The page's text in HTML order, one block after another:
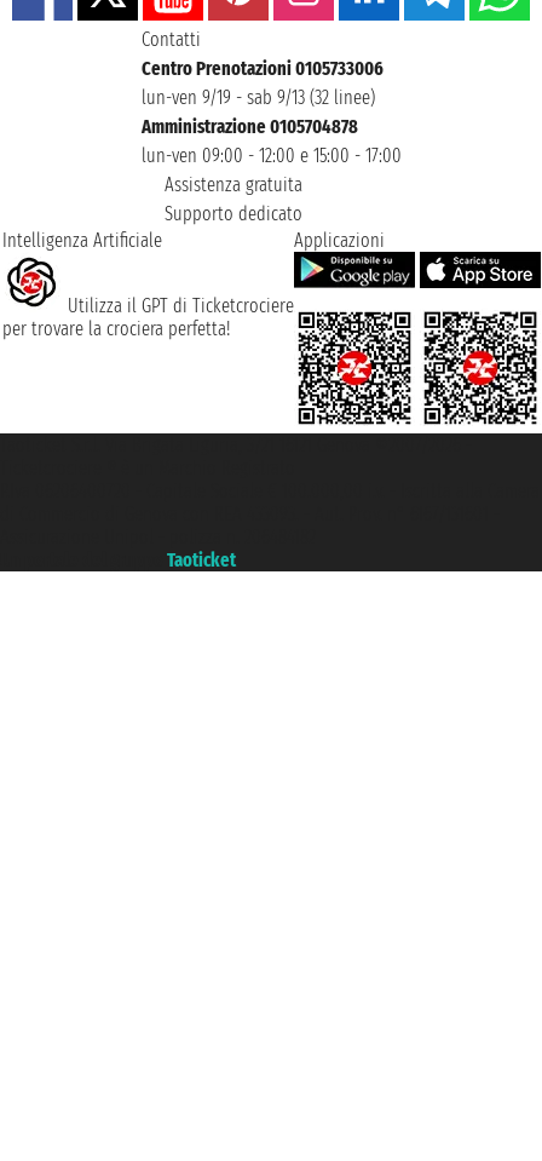
Contatti
Centro Prenotazioni 0105733006
lun-ven 9/19 - sab 9/13 (32 linee)
Amministrazione 0105704878
lun-ven 09:00 - 12:00 e 15:00 - 17:00
Assistenza gratuita
Supporto dedicato
Intelligenza Artificiale
Utilizza il GPT di Ticketcrociere
per trovare la crociera perfetta!
Applicazioni
Taoticket